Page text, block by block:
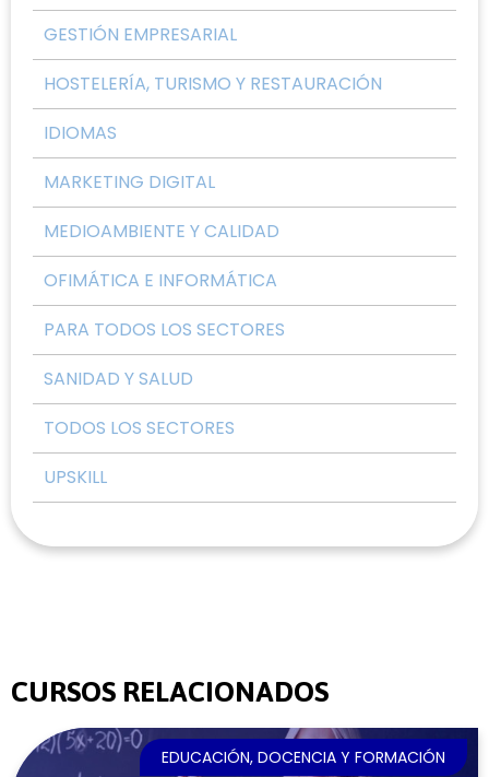
GESTIÓN EMPRESARIAL
HOSTELERÍA, TURISMO Y RESTAURACIÓN
IDIOMAS
MARKETING DIGITAL
MEDIOAMBIENTE Y CALIDAD
OFIMÁTICA E INFORMÁTICA
PARA TODOS LOS SECTORES
SANIDAD Y SALUD
TODOS LOS SECTORES
UPSKILL
CURSOS RELACIONADOS
EDUCACIÓN, DOCENCIA Y FORMACIÓN